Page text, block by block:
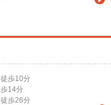
徒歩10分
歩14分
徒歩26分